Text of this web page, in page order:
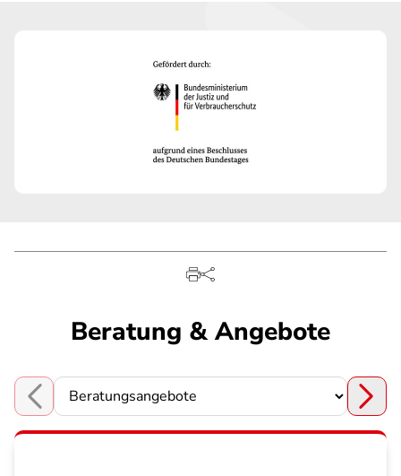
Beratung & Angebote
Choose a section